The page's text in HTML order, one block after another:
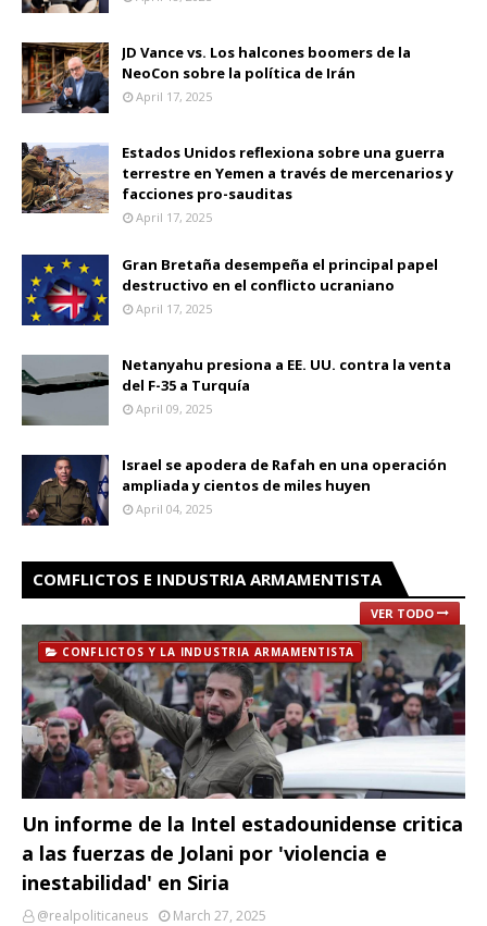
JD Vance vs. Los halcones boomers de la
NeoCon sobre la política de Irán
April 17, 2025
Estados Unidos reflexiona sobre una guerra
terrestre en Yemen a través de mercenarios y
facciones pro-sauditas
April 17, 2025
Gran Bretaña desempeña el principal papel
destructivo en el conflicto ucraniano
April 17, 2025
Netanyahu presiona a EE. UU. contra la venta
del F-35 a Turquía
April 09, 2025
Israel se apodera de Rafah en una operación
ampliada y cientos de miles huyen
April 04, 2025
COMFLICTOS E INDUSTRIA ARMAMENTISTA
VER TODO
CONFLICTOS Y LA INDUSTRIA ARMAMENTISTA
Un informe de la Intel estadounidense critica
a las fuerzas de Jolani por 'violencia e
inestabilidad' en Siria
@realpoliticaneus
March 27, 2025